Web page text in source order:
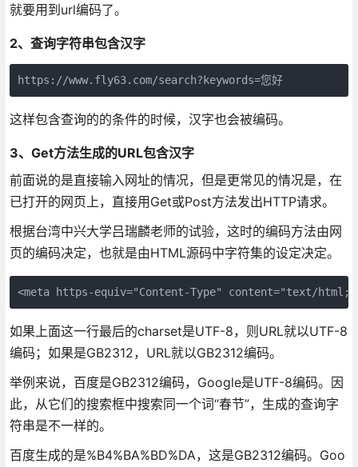
就要用到url编码了。
2、查询字符串包含汉字
https://www.fly63.com/search?keywords=您好
这样包含查询的的条件的时候，汉字也会被编码。
3、Get方法生成的URL包含汉字
前面说的是直接输入网址的情况，但是更常见的情况是，在
已打开的网页上，直接用Get或Post方法发出HTTP请求。
根据台湾中兴大学吕瑞麟老师的试验，这时的编码方法由网
页的编码决定，也就是由HTML源码中字符集的设定决定。
<meta https-equiv="Content-Type" content="text/
如果上面这一行最后的charset是UTF-8，则URL就以UTF-8
编码；如果是GB2312，URL就以GB2312编码。
举例来说，百度是GB2312编码，Google是UTF-8编码。因
此，从它们的搜索框中搜索同一个词“春节”，生成的查询字
符串是不一样的。
百度生成的是%B4%BA%BD%DA，这是GB2312编码。Goo